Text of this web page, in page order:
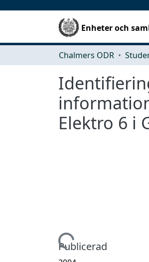
Enheter och
Chalmers ODR
Elektro 6 i
Hämtar...
Publicerad